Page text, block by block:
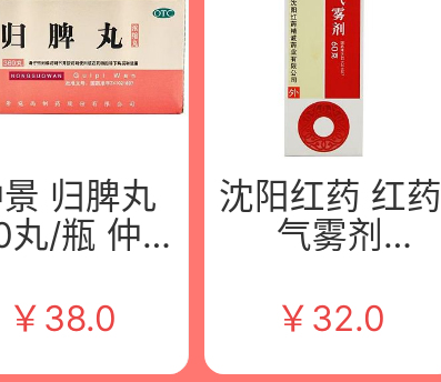
归脾丸
/瓶 仲景
有限公司
￥ 38.0
沈阳红药 红药
气雾剂
红药集团股份
￥ 32.0